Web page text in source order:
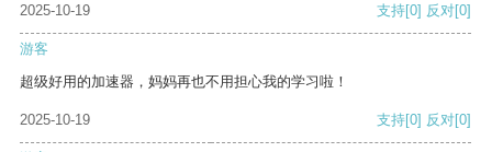
2025-10-19 支持[0] 反对[0]
游客
超级好用的加速器，妈妈再也不用担心我的学习啦！
2025-10-19 支持[0] 反对[0]